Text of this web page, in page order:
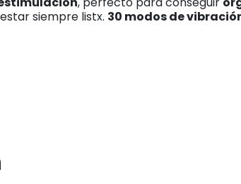
siempre listx. 30 modos de